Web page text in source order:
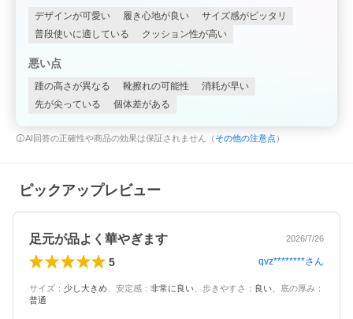
デザインが可愛い 履き心地が良い
サイズ感がピッタリ
普段使いに適している
クッション性が高い
悪い点
踵の高さが異なる 靴擦れの可能性
消耗が早い
先が尖っている
個体差がある
AI回答の正確性や商品の効果は保証されません（ その他の注意点 ）
ピックアップレビュー
足元が品よく華やぎます 2026/7/26
5 qvz********さん
サイズ ： 少し大きめ 安定感 ： 非常に良い 歩きやすさ ： 良い 底の厚み ：
普通